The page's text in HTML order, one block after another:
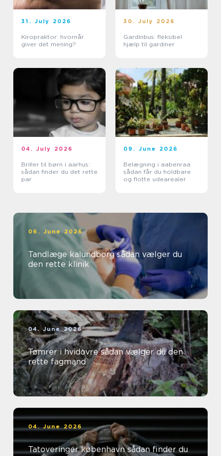
31. July 2026
Kiropraktor: hvornår
giver det mening?
30. July 2026
Gardinbus: fleksibel
hjælp til gardiner
04. July 2026
Briller til børn i aarhus:
sådan finder du det rette
par
09. June 2026
Belægning i aabenraa
sådan får du holdbare
og flotte udearealer
06. June 2026
Tandlæge kalundborg sådan vælger du
den rette klinik
04. June 2026
Tømrer i hvidovre sådan vælger du den
rette fagmand
04. June 2026
Tatoveringer københavn sådan finder du